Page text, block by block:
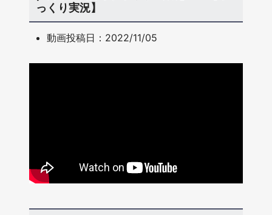
っくり実況】
動画投稿日：2022/11/05